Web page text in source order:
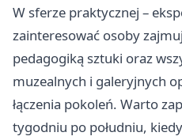
W sferze praktycznej –
zainteresować osoby
pedagogiką sztuki oraz
muzealnych i galeryjnych
łączenia pokoleń. Warto
tygodniu po południu,